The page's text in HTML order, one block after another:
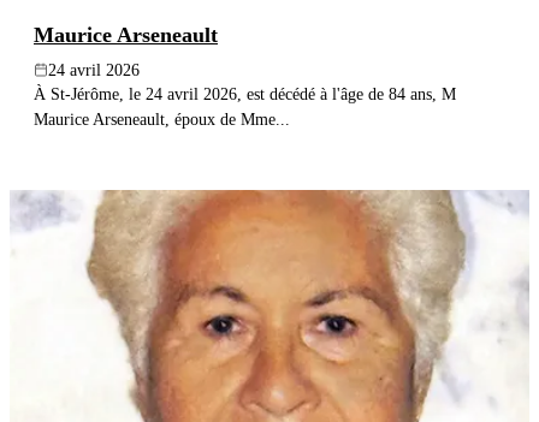
Maurice Arseneault
24 avril 2026
À St-Jérôme, le 24 avril 2026, est décédé à l'âge de 84 ans, M
Maurice Arseneault, époux de Mme...